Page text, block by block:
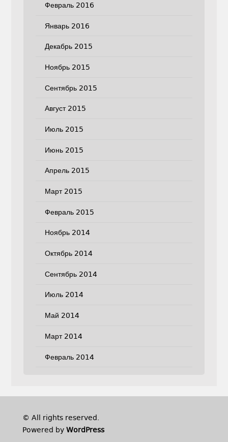
Февраль 2016
Январь 2016
Декабрь 2015
Ноябрь 2015
Сентябрь 2015
Август 2015
Июль 2015
Июнь 2015
Апрель 2015
Март 2015
Февраль 2015
Ноябрь 2014
Октябрь 2014
Сентябрь 2014
Июль 2014
Май 2014
Март 2014
Февраль 2014
© All rights reserved.
Powered by WordPress